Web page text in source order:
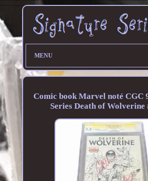
MENU
Comic book Marvel noté CGC
Series Death of Wolverine